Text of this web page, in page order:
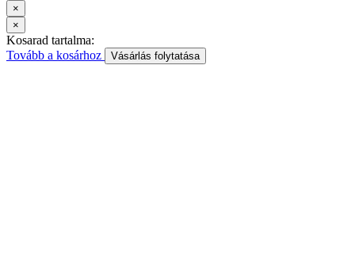
×
×
Kosarad tartalma:
Tovább a kosárhoz
Vásárlás folytatása